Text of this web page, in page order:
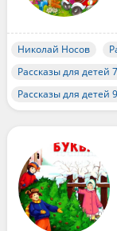
Николай Носов
Рассказы для детей
Рассказы для детей